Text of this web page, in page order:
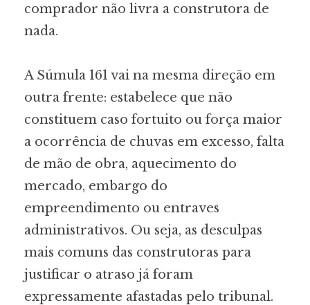
comprador não livra a construtora de
nada.
A Súmula 161 vai na mesma direção em
outra frente: estabelece que não
constituem caso fortuito ou força maior
a ocorrência de chuvas em excesso, falta
de mão de obra, aquecimento do
mercado, embargo do
empreendimento ou entraves
administrativos. Ou seja, as desculpas
mais comuns das construtoras para
justificar o atraso já foram
expressamente afastadas pelo tribunal.